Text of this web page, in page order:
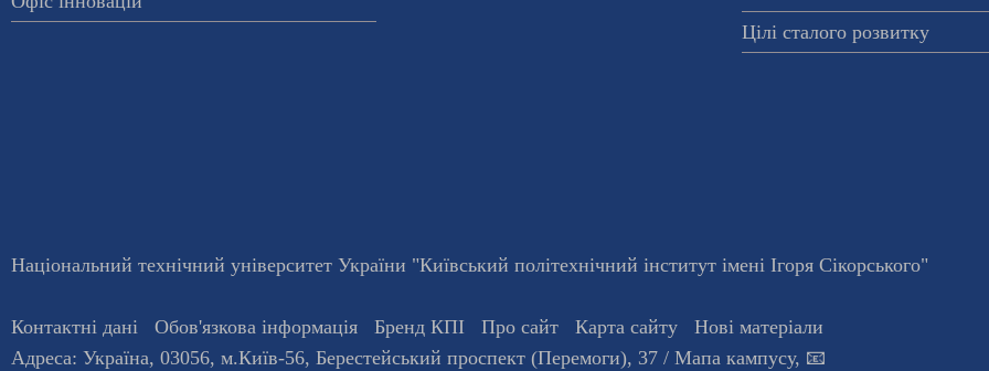
Цілі сталого розвитку
Національний технічний університет України "Київський політехнічний інститут імені Ігоря Сікорського"
Контактні дані Обов'язкова інформація Бренд КПІ Про сайт Карта сайту
Нові матеріали
Адреса: Україна, 03056, м.Київ-56, Берестейський проспект (Перемоги), 37 / Мапа кампусу, 📧